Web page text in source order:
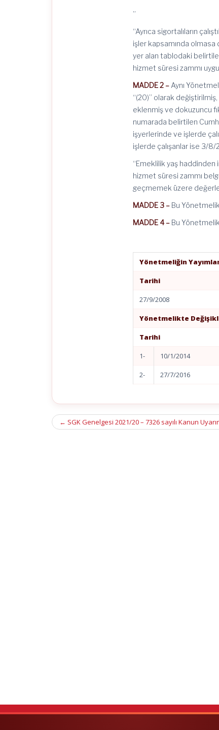
”
“Ayrıca sigortalıların
işler kapsamında olmasa
yer alan tablodaki
hizmet süresi zammı
MADDE 2 – Aynı
“(20)” olarak
eklenmiş ve dokuzuncu
numarada belirtilen
işyerlerinde ve işlerde
işlerde çalışanlar ise 3/
“Emeklilik yaş
hizmet süresi zammı
geçmemek üzere
MADDE 3 – Bu
MADDE 4 – Bu
Yönetmeliğin
Tarihi
27/9/2008
Yönetmelikte
Tarihi
1- 10/1/2014
2- 27/7/2016
Post
← SGK Genelgesi 2021/20 – 7326 sayılı Kanun